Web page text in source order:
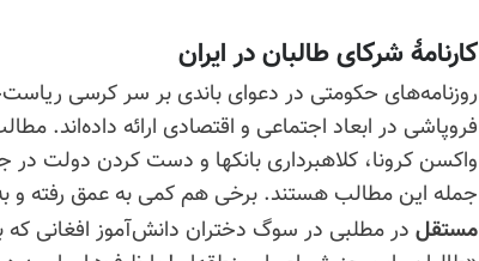
کارنامهٔ شرکای طالبان در ایران
روزنامه‌های حکومتی در دعوای باندی بر سر کرسی
فروپاشی در ابعاد اجتماعی و اقتصادی ارائه داده‌اند.
واکسن کرونا، کلاهبرداری بانکها و دست کردن دولت
جمله این مطالب هستند. برخی هم کمی به عمق رفته و
مستقل در مطلبی در سوگ دختران دانش‌آموز افغانی